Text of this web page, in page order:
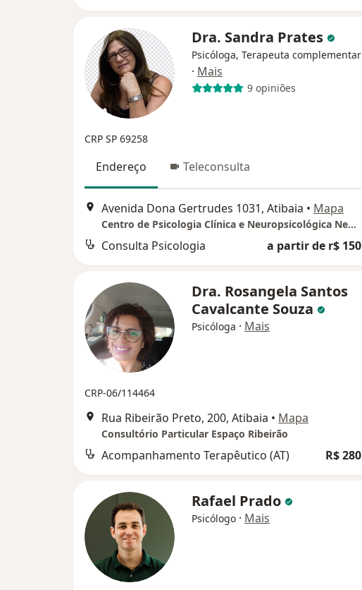
Dra. Sandra Prates
Psicóloga, Terapeuta complementar
· Mais
9 opiniões
CRP SP 69258
Endereço Teleconsulta
Avenida Dona Gertrudes 1031, Atibaia • Mapa
Centro de Psicologia Clínica e Neuropsicológica Neapa
Consulta Psicologia a partir de r$ 150
Dra. Rosangela Santos
Cavalcante Souza
Psicóloga · Mais
CRP-06/114464
Rua Ribeirão Preto, 200, Atibaia • Mapa
Consultório Particular Espaço Ribeirão
Acompanhamento Terapêutico (AT) R$ 280
Rafael Prado
Psicólogo · Mais